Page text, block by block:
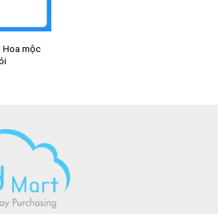
Hoa mộc